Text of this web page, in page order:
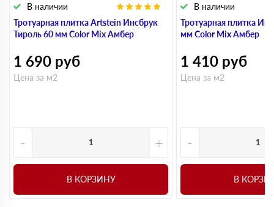
Тротуарная плитка Artstein Инсбрук
Тироль 60 мм Color Mix Амбер
В наличии
1 690 руб
Цена за м2
- +
В КОРЗИНУ
Тротуарная плитка
мм Color Mix Амбер
В наличии
1 410 руб
Цена за м2
-
В